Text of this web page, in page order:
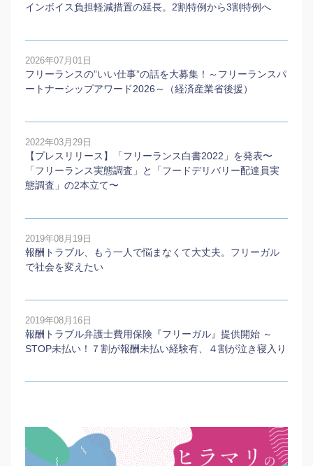
インボイス負担軽減措置の延長。2割特例から3割特例へ
2026年07月01日
フリーランスの”いい仕事”の話を大募集！～フリーランスパ
ートナーシップアワード2026～（経済産業省後援）
2022年03月29日
【プレスリリース】「フリーランス白書2022」を発表〜
「フリーランス実態調査」と「フードデリバリー配達員実
態調査」の2本⽴て〜
2019年08月19日
報酬トラブル、もう一人で悩まなくて大丈夫。フリーガル
で社会を変えたい
2019年08月16日
報酬トラブル弁護士費用保険『フリーガル』提供開始 ～
STOP未払い！７割が報酬未払い経験有、４割が泣き寝入り